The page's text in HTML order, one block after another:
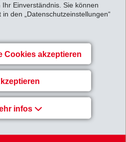
Einverständnis. Sie können
den „Datenschutzeinstellungen“
Cookies akzeptieren
infos